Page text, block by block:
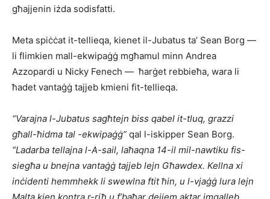
għajjenin iżda sodisfatti.
Meta spiċċat it-tellieqa, kienet il-Jubatus ta’ Sean Borg —
li flimkien mall-ekwipaġġ mgħamul minn Andrea
Azzopardi u Nicky Fenech — ħarġet rebbieħa, wara li
ħadet vantaġġ tajjeb kmieni fit-tellieqa.
“Varajna l-Jubatus sagħtejn biss qabel it-tluq, grazzi
għall-ħidma tal -ekwipaġġ” qal l-iskipper Sean Borg.
“Ladarba tellajna l-A-sail, laħaqna 14-il mil-nawtiku fis-
siegħa u bnejna vantaġġ tajjeb lejn Għawdex. Kellna xi
inċidenti hemmhekk li swewlna ftit ħin, u l-vjaġġ lura lejn